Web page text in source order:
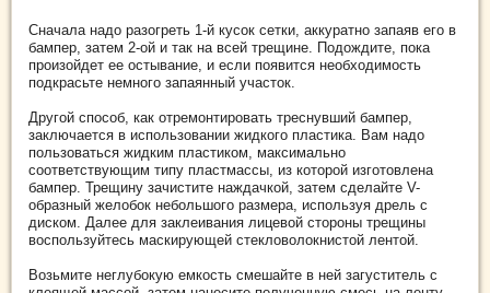
Сначала надо разогреть 1-й кусок сетки, аккуратно запаяв его в
бампер, затем 2-ой и так на всей трещине. Подождите, пока
произойдет ее остывание, и если появится необходимость
подкрасьте немного запаянный участок.
Другой способ, как отремонтировать треснувший бампер,
заключается в использовании жидкого пластика. Вам надо
пользоваться жидким пластиком, максимально
соответствующим типу пластмассы, из которой изготовлена
бампер. Трещину зачистите наждачкой, затем сделайте V-
образный желобок небольшого размера, используя дрель с
диском. Далее для заклеивания лицевой стороны трещины
воспользуйтесь маскирующей стекловолокнистой лентой.
Возьмите неглубокую емкость смешайте в ней загуститель с